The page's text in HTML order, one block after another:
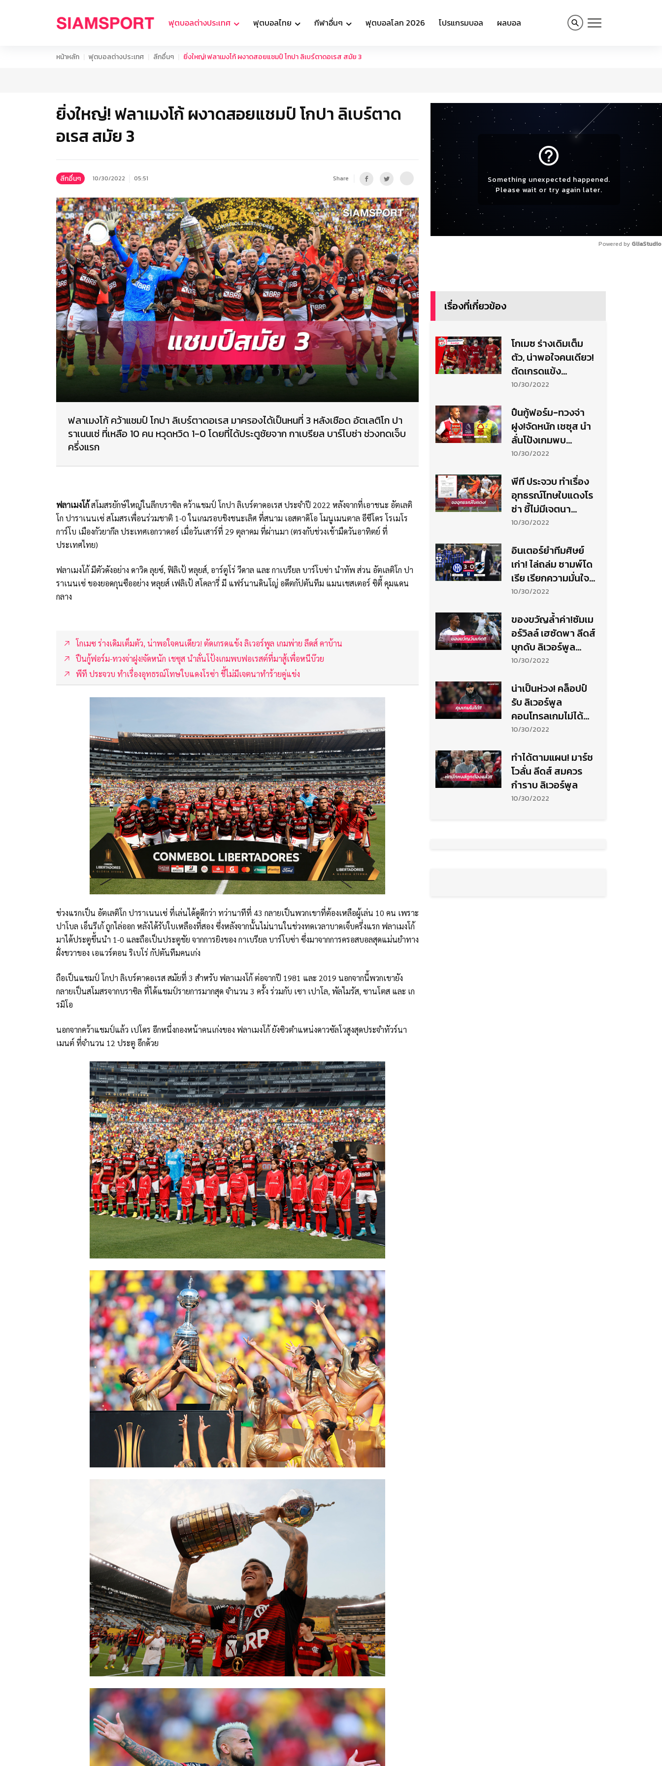
ฟุตบอลต่างประเทศ ฟุตบอลไทย กีฬาอื่นๆ ฟุตบอลโลก 2026 โปรแกรมบอล ผลบอล
หน้าหลัก ฟุตบอลต่างประเทศ ลีกอื่นๆ ยิ่งใหญ่! ฟลาเมงโก้ ผงาดสอยแชมป์ โกปา ลิเบร์ตาดอเรส สมัย 3
ยิ่งใหญ่! ฟลาเมงโก้ ผงาดสอยแชมป์ โกปา ลิเบร์ตาด
อเรส สมัย 3
ลีกอื่นๆ 10/30/2022 05:51 Share
ฟลาเมงโก้ คว้าแชมป์ โกปา ลิเบร์ตาดอเรส มาครองได้เป็นหนที่ 3 หลังเชือด อัตเลติโก ปา
ราเนนเซ่ ที่เหลือ 10 คน หวุดหวิด 1-0 โดยที่ได้ประตูชัยจาก กาเบรียล บาร์โบซ่า ช่วงทดเจ็บ
ครึ่งแรก
ฟลาเมงโก้สโมสรยักษ์ใหญ่ในลีกบราซิล คว้าแชมป์ โกปา ลิเบร์ตาดอเรส ประจำปี 2022 หลังจากที่เอาชนะ อัตเลติ
โก ปาราเนนเซ่ สโมสรเพื่อนร่วมชาติ 1-0 ในเกมรอบชิงชนะเลิศ ที่สนาม เอสตาดิโอ โมนูเมนตาล อีซีโดร โรเมโร
การ์โบ เมืองกัวยากีล ประเทศเอกวาดอร์ เมื่อวันเสาร์ที่ 29 ตุลาคม ที่ผ่านมา (ตรงกับช่วงเช้ามืดวันอาทิตย์ ที่
ประเทศไทย)
ฟลาเมงโก้ มีตัวดังอย่าง ดาวิด ลุยซ์, ฟิลิเป้ หลุยส์, อาร์ตูโร่ วีดาล และ กาเบรียล บาร์โบซ่า นำทัพ ส่วน อัตเลติโก ปา
ราเนนเซ่ ของยอดกุนซืออย่าง หลุยส์ เฟลิเป้ สโคลารี่ มี แฟร์นานดินโญ่ อดีตกัปตันทีม แมนเชสเตอร์ ซิตี้ คุมแดน
กลาง
โกเมซ ร่างเดิมเต็มตัว, น่าพอใจคนเดียว! ตัดเกรดแข้ง ลิเวอร์พูล เกมพ่าย ลีดส์ คาบ้าน
ปืนกู้ฟอร์ม-ทวงจ่าฝูง!จัดหนัก เชซุส นำลั่นโป้งเกมพบฟอเรสต์ที่มาสู้เพื่อหนีบ๊วย
พีที ประจวบ ทำเรื่องอุทธรณ์โทษใบแดงโรซ่า ชี้ไม่มีเจตนาทำร้ายคู่แข่ง
ช่วงแรกเป็น อัตเลติโก ปาราเนนเซ่ ที่เล่นได้ดูดีกว่า ทว่านาทีที่ 43 กลายเป็นพวกเขาที่ต้องเหลือผู้เล่น 10 คน เพราะ
ปาโบล เอ็นรีเก้ ถูกไล่ออก หลังได้รับใบเหลืองที่สอง ซึ่งหลังจากนั้นไม่นานในช่วงทดเวลาบาดเจ็บครึ่งแรก ฟลาเมงโก้
มาได้ประตูขึ้นนำ 1-0 และถือเป็นประตูชัย จากการยิงของ กาเบรียล บาร์โบซ่า ซึ่งมาจากการครอสบอลสุดแม่นยำทาง
ฝั่งขวาของ เอแวร์ตอน ริเบโร่ กัปตันทีมคนเก่ง
ถือเป็นแชมป์ โกปา ลิเบร์ตาดอเรส สมัยที่ 3 สำหรับ ฟลาเมงโก้ ต่อจากปี 1981 และ 2019 นอกจากนี้พวกเขายัง
กลายเป็นสโมสรจากบราซิล ที่ได้แชมป์รายการมากสุด จำนวน 3 ครั้ง ร่วมกับ เซา เปาโล, พัลไมรัส, ซานโตส และ เก
รมิโอ
นอกจากคว้าแชมป์แล้ว เปโดร อีกหนึ่งกองหน้าคนเก่งของ ฟลาเมงโก้ ยังซิวตำแหน่งดาวซัลโวสูงสุดประจำทัวร์นา
เมนต์ ที่จำนวน 12 ประตู อีกด้วย
help_outline
Something unexpected happened.
Please wait or try again later.
Powered by
เรื่องที่เกี่ยวข้อง
โกเมซ ร่างเดิมเต็ม
ตัว, น่าพอใจคนเดียว!
ตัดเกรดแข้ง
ลิเวอร์พูล เกมพ่าย
10/30/2022
ปืนกู้ฟอร์ม-ทวงจ่า
ฝูง!จัดหนัก เชซุส นำ
ลั่นโป้งเกมพบ
ฟอเรสต์ที่มาสู้เพื่อ
10/30/2022
พีที ประจวบ ทำเรื่อง
อุทธรณ์โทษใบแดงโร
ซ่า ชี้ไม่มีเจตนา
ทำร้ายคู่แข่ง
10/30/2022
อินเตอร์ยำทีมศิษย์
เก่า! ไล่ถล่ม ซามพ์โด
เรีย เรียกความมั่นใจ
ก่อนเยือน บาเยิร์น
10/30/2022
ของขวัญล้ำค่า!ซัมเม
อร์วิลล์ เฮซัดพา ลีดส์
บุกดับ ลิเวอร์พูล
ฉลองวันเกิด
10/30/2022
น่าเป็นห่วง! คล็อปป์
รับ ลิเวอร์พูล
คอนโทรลเกมไม่ได้ทำ
พ่าย ลีดส์ คาบ้าน
10/30/2022
ทำได้ตามแผน! มาร์ช
โวลั่น ลีดส์ สมควร
กำราบ ลิเวอร์พูล
10/30/2022